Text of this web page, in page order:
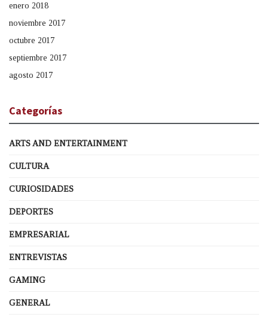
enero 2018
noviembre 2017
octubre 2017
septiembre 2017
agosto 2017
Categorías
ARTS AND ENTERTAINMENT
CULTURA
CURIOSIDADES
DEPORTES
EMPRESARIAL
ENTREVISTAS
GAMING
GENERAL